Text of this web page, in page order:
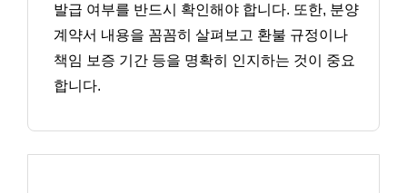
발급 여부를 반드시 확인해야 합니다. 또한, 분양
계약서 내용을 꼼꼼히 살펴보고 환불 규정이나
책임 보증 기간 등을 명확히 인지하는 것이 중요
합니다.